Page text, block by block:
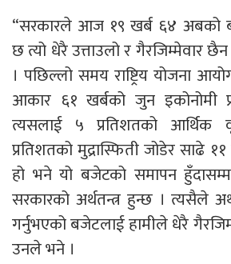
“सरकारले आज १९ खर्ब ६४
छ त्यो धेरै उत्ताउलो र गैरजिम्मेवार छैन
। पछिल्लो समय राष्ट्रिय योजना
आकार ६१ खर्बको जुन इकोनोमी
त्यसलाई ५ प्रतिशतको आर्थिक
प्रतिशतको मुद्रास्फिती जोडेर साढे ११
हो भने यो बजेटको समापन
सरकारको अर्थतन्त्र हुन्छ । त्यसैले
गर्नुभएको बजेटलाई हामीले धेरै
उनले भने ।